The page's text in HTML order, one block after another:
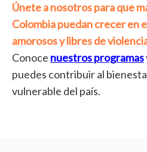
Únete a nosotros para que
Colombia puedan crecer en
amorosos y libres de
Conoce nuestros programas
puedes contribuir al
vulnerable del país.